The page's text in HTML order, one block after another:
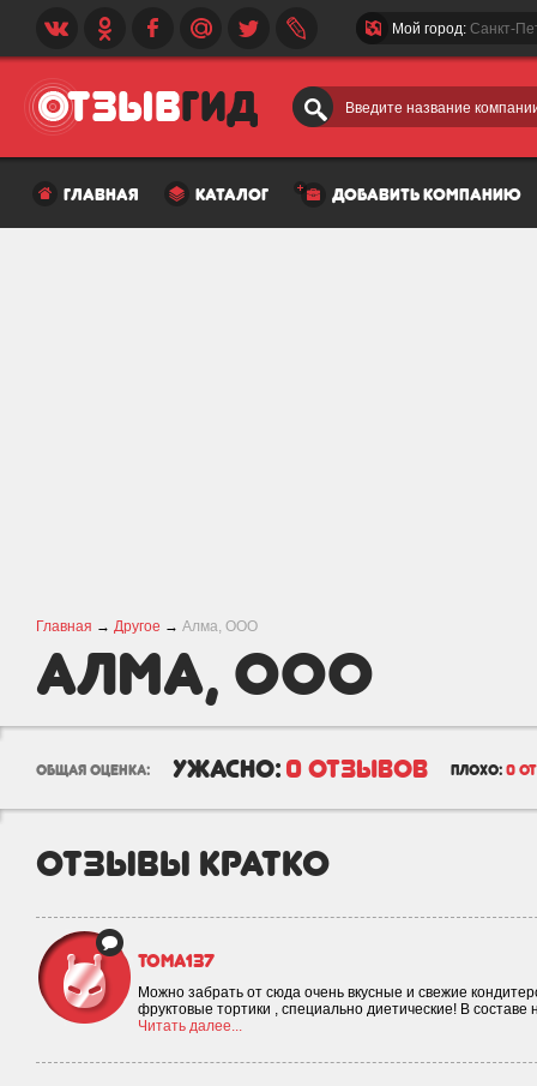
Введите название
Мой город: Санкт-
главная каталог добавить компанию
Главная → Другое → Алма, ООО
Алма, ООО
общая оценка: ужасно: 0 отзывов плохо: 0
отзывы кратко
Тома137
Можно забрать от сюда очень вкусные и свежие
фруктовые тортики , специально диетические! В составе
Читать далее...